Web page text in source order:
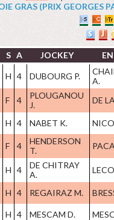
GRAS (PRIX
S A JOCKEY
H 4 DUBOURG P.
A.
F 4
PLOUGANOU
J.
DE
H 4 NABET K.
F 4
HENDERSON
T.
H 4
DE CHITRAY
A.
H 4 REGAIRAZ M.
H 4 MESCAM D.